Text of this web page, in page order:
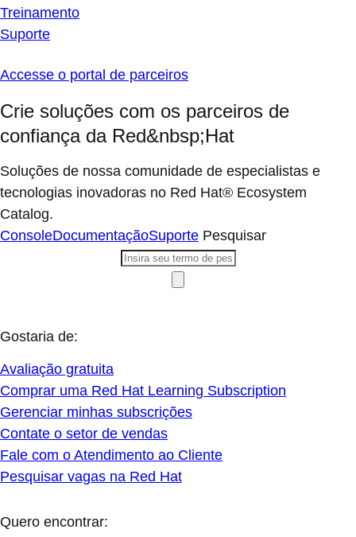
Treinamento
Suporte
Accesse o portal de parceiros
Crie soluções com os parceiros de
confiança da Red&nbsp;Hat
Soluções de nossa comunidade de especialistas e
tecnologias inovadoras no Red Hat® Ecosystem
Catalog.
ConsoleDocumentaçãoSuporte Pesquisar
Gostaria de:
Avaliação gratuita
Comprar uma Red Hat Learning Subscription
Gerenciar minhas subscrições
Contate o setor de vendas
Fale com o Atendimento ao Cliente
Pesquisar vagas na Red Hat
Quero encontrar: